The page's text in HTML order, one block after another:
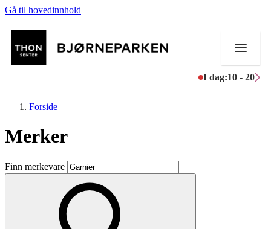
Gå til hovedinnhold
I dag:10 - 20
Butikker
Mat og drikke
Aktiviteter
Forside
Merker
Finn merkevare